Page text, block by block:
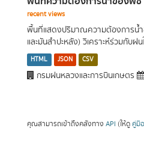
recent views
พื้นที่แสดงปริมาณความต้องการน้
และมันสำปะหลัง) วิเคราะห์ร่วมกับฝ
HTML JSON CSV
กรมฝนหลวงและการบินเกษตร
คุณสามารถเข้าถึงคลังทาง API (ให้ดู คู่มื